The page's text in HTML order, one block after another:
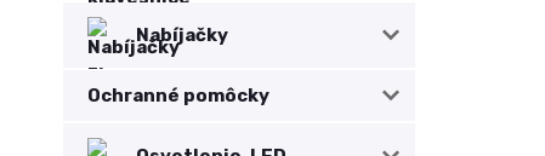
Nabíjačky
Ochranné pomôcky